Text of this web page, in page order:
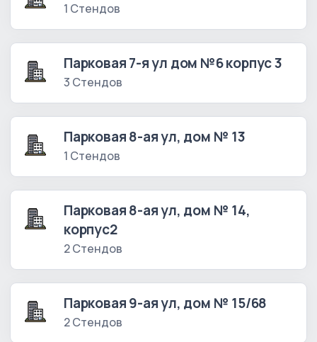
1 Стендов
Парковая 7-я ул дом №6 корпус 3
3 Стендов
Парковая 8-ая ул, дом № 13
1 Стендов
Парковая 8-ая ул, дом № 14,
корпус2
2 Стендов
Парковая 9-ая ул, дом № 15/68
2 Стендов